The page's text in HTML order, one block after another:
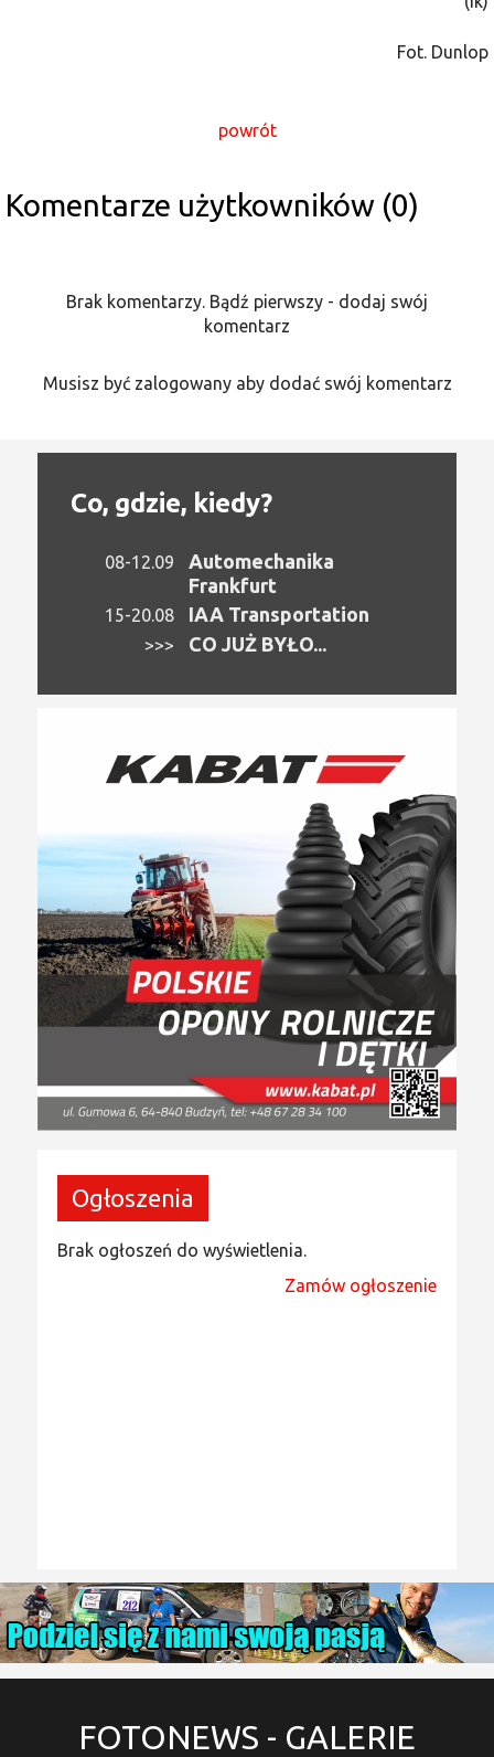
Fot. Dunlop
powrót
Komentarze użytkowników (0)
Brak komentarzy. Bądź pierwszy - dodaj swój
komentarz
Musisz być zalogowany aby dodać swój komentarz
Co, gdzie, kiedy?
08-12.09
Automechanika
Frankfurt
15-20.08 IAA Transportation
>>> CO JUŻ BYŁO...
Ogłoszenia
Brak ogłoszeń do wyświetlenia.
Zamów ogłoszenie
FOTONEWS - GALERIE